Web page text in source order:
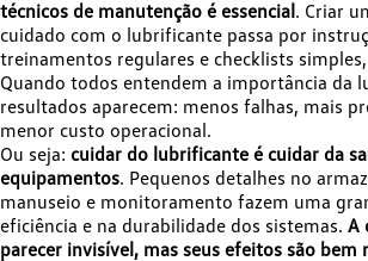
técnicos de manutenção é essencial. Criar
cuidado com o lubrificante passa por
treinamentos regulares e checklists
Quando todos entendem a importância da
resultados aparecem: menos falhas, mais
menor custo operacional.
Ou seja: cuidar do lubrificante é cuidar da
equipamentos. Pequenos detalhes no
manuseio e monitoramento fazem uma
eficiência e na durabilidade dos sistemas. A
parecer invisível, mas seus efeitos são bem